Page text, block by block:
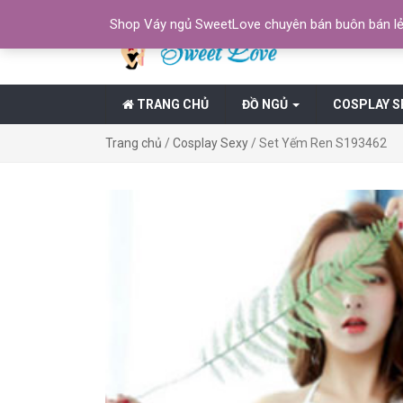
TRANG CHỦ ĐỒ NGỦ COSPLAY
Trang chủ / Cosplay Sexy / Set Yếm Ren S193462
Shop Váy ngủ SweetLove chuyên bán buôn bán